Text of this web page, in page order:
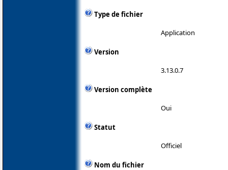
Type de fichier
Application
Version
3.13.0.7
Version complète
Oui
Statut
Officiel
Nom du fichier